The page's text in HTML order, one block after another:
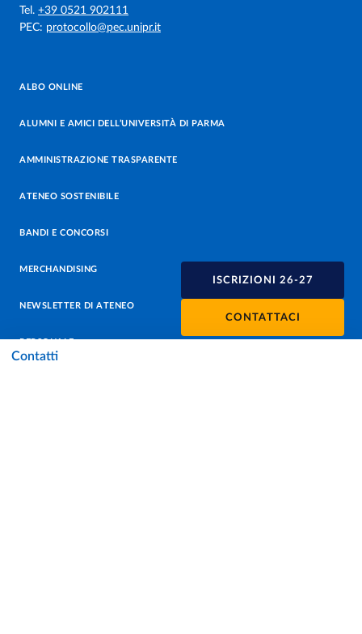
ISCRIZIONI 26-27
CONTATTACI
Contatti
Tel. +39 0521 902111
PEC: protocollo@pec.unipr.it
ALBO ONLINE
ALUMNI E AMICI DELL’UNIVERSITÀ DI PARMA
AMMINISTRAZIONE TRASPARENTE
ATENEO SOSTENIBILE
BANDI E CONCORSI
MERCHANDISING
NEWSLETTER DI ATENEO
PERSONALE